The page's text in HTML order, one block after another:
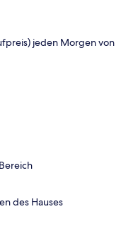
jeden Morgen von
des Hauses